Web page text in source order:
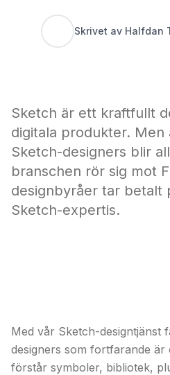
Skrivet av Halfdan
Sketch är ett kraftfullt
digitala produkter. Men
Sketch-designers blir
branschen rör sig mot
designbyråer tar betalt
Sketch-expertis.
Med vår Sketch-designtjänst
designers som fortfarande är
förstår symboler, bibliotek,